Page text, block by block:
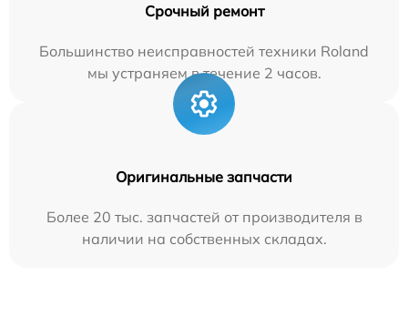
Срочный ремонт
Большинство неисправностей техники Roland
мы устраняем в течение 2 часов.
Оригинальные запчасти
Более 20 тыс. запчастей от производителя в
наличии на собственных складах.